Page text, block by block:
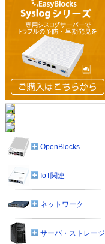
OpenBlocks
IoT関連
ネットワーク
サーバ・ストレージ